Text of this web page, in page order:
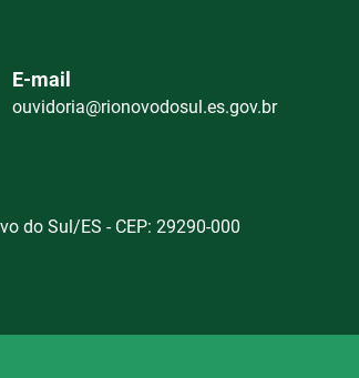
E-mail
ouvidoria@rionovodosul.es.gov.br
do Sul/ES - CEP: 29290-000